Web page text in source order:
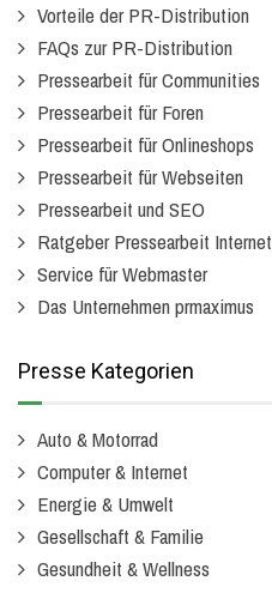
Vorteile der PR-Distribution
FAQs zur PR-Distribution
Pressearbeit für Communities
Pressearbeit für Foren
Pressearbeit für Onlineshops
Pressearbeit für Webseiten
Pressearbeit und SEO
Ratgeber Pressearbeit Internet
Service für Webmaster
Das Unternehmen prmaximus
Presse Kategorien
Auto & Motorrad
Computer & Internet
Energie & Umwelt
Gesellschaft & Familie
Gesundheit & Wellness